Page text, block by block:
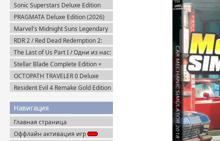
Steam-Rip
Sonic Superstars Deluxe Edition
(2023) Steam-Rip
PRAGMATA Deluxe Edition (2026)
Пиратка
Marvel's Midnight Suns Legendary
Edition (2022) Steam-Rip
RDR 2 / Red Dead Redemption 2:
Ultimate Edition v.1491.50 (2019)
Пиратка
The Last of Us Part I / Одни из нас:
Часть I Deluxe Edition v.1.1.5.0
(2023) Пиратка
Stellar Blade Complete Edition +
Все DLC (2025) Пиратка
OCTOPATH TRAVELER 0 Deluxe
Edition v.1.0.8 (2025) Portable
Resident Evil 4 Remake Gold Edition
Навигация
Главная страница
Оффлайн активация игр